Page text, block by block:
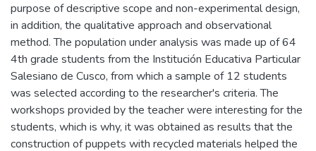
purpose of descriptive scope and non-experimental design,
in addition, the qualitative approach and observational
method. The population under analysis was made up of 64
4th grade students from the Institución Educativa Particular
Salesiano de Cusco, from which a sample of 12 students
was selected according to the researcher's criteria. The
workshops provided by the teacher were interesting for the
students, which is why, it was obtained as results that the
construction of puppets with recycled materials helped the